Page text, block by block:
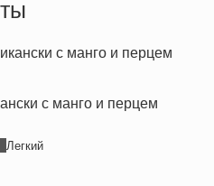
с манго и перцем
Легкий